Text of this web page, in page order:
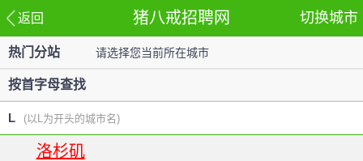
返回 切换城市
猪八戒招聘网
热门分站 请选择您当前所在城市
按首字母查找
L (以L为开头的城市名)
洛杉矶